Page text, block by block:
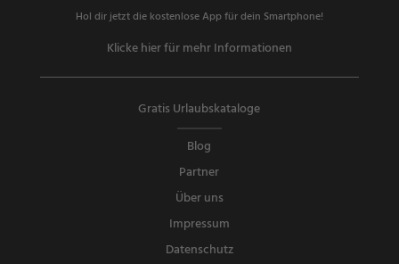
Hol dir jetzt die kostenlose App für dein Smartphone!
Klicke hier für mehr Informationen
Gratis Urlaubskataloge
Blog
Partner
Über uns
Impressum
Datenschutz